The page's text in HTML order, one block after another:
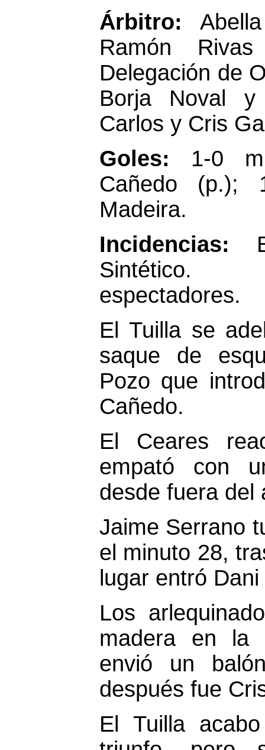
Árbitro:
Ramón
Delegación de
Borja Noval
Carlos y Cris
Goles: 1-0
Cañedo (p.);
Madeira.
Incidencias:
espectadores.
El Tuilla se
saque de
Pozo que
Cañedo.
El Ceares
empató con
desde fuera del
Jaime Serrano
el minuto 28,
lugar entró
Los
madera en la
envió un
después fue
El Tuilla